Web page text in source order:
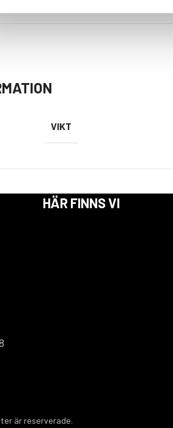
VIKT
HÄR FINNS VI
är reserverade.